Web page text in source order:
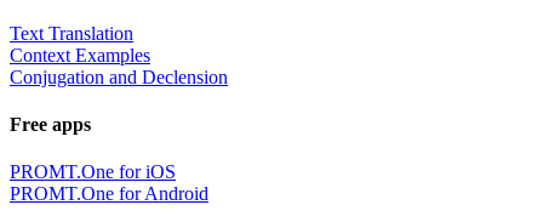
Text Translation
Context Examples
Conjugation and Declension
Free apps
PROMT.One for iOS
PROMT.One for Android